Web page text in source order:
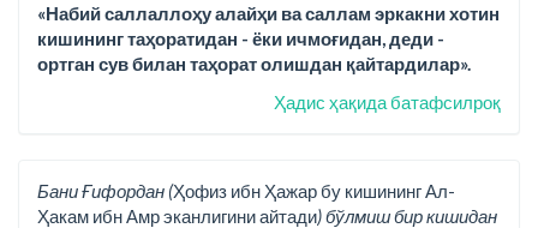
«Набий саллаллоҳу алайҳи ва саллам эркакни хотин
кишининг таҳоратидан - ёки ичмоғидан, деди -
ортган сув билан таҳорат олишдан қайтардилар».
Ҳадис ҳақида батафсилроқ
Бани Ғифордан (Ҳофиз ибн Ҳажар бу кишининг Ал-
Ҳакам ибн Амр эканлигини айтади) бўлмиш бир кишидан